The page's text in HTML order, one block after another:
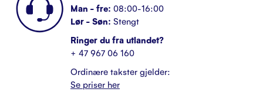
Man - fre: 08:00-16:00
Lør - Søn: Stengt
Ringer du fra utlandet?
+ 47 967 06 160
Ordinære takster gjelder:
Se priser her